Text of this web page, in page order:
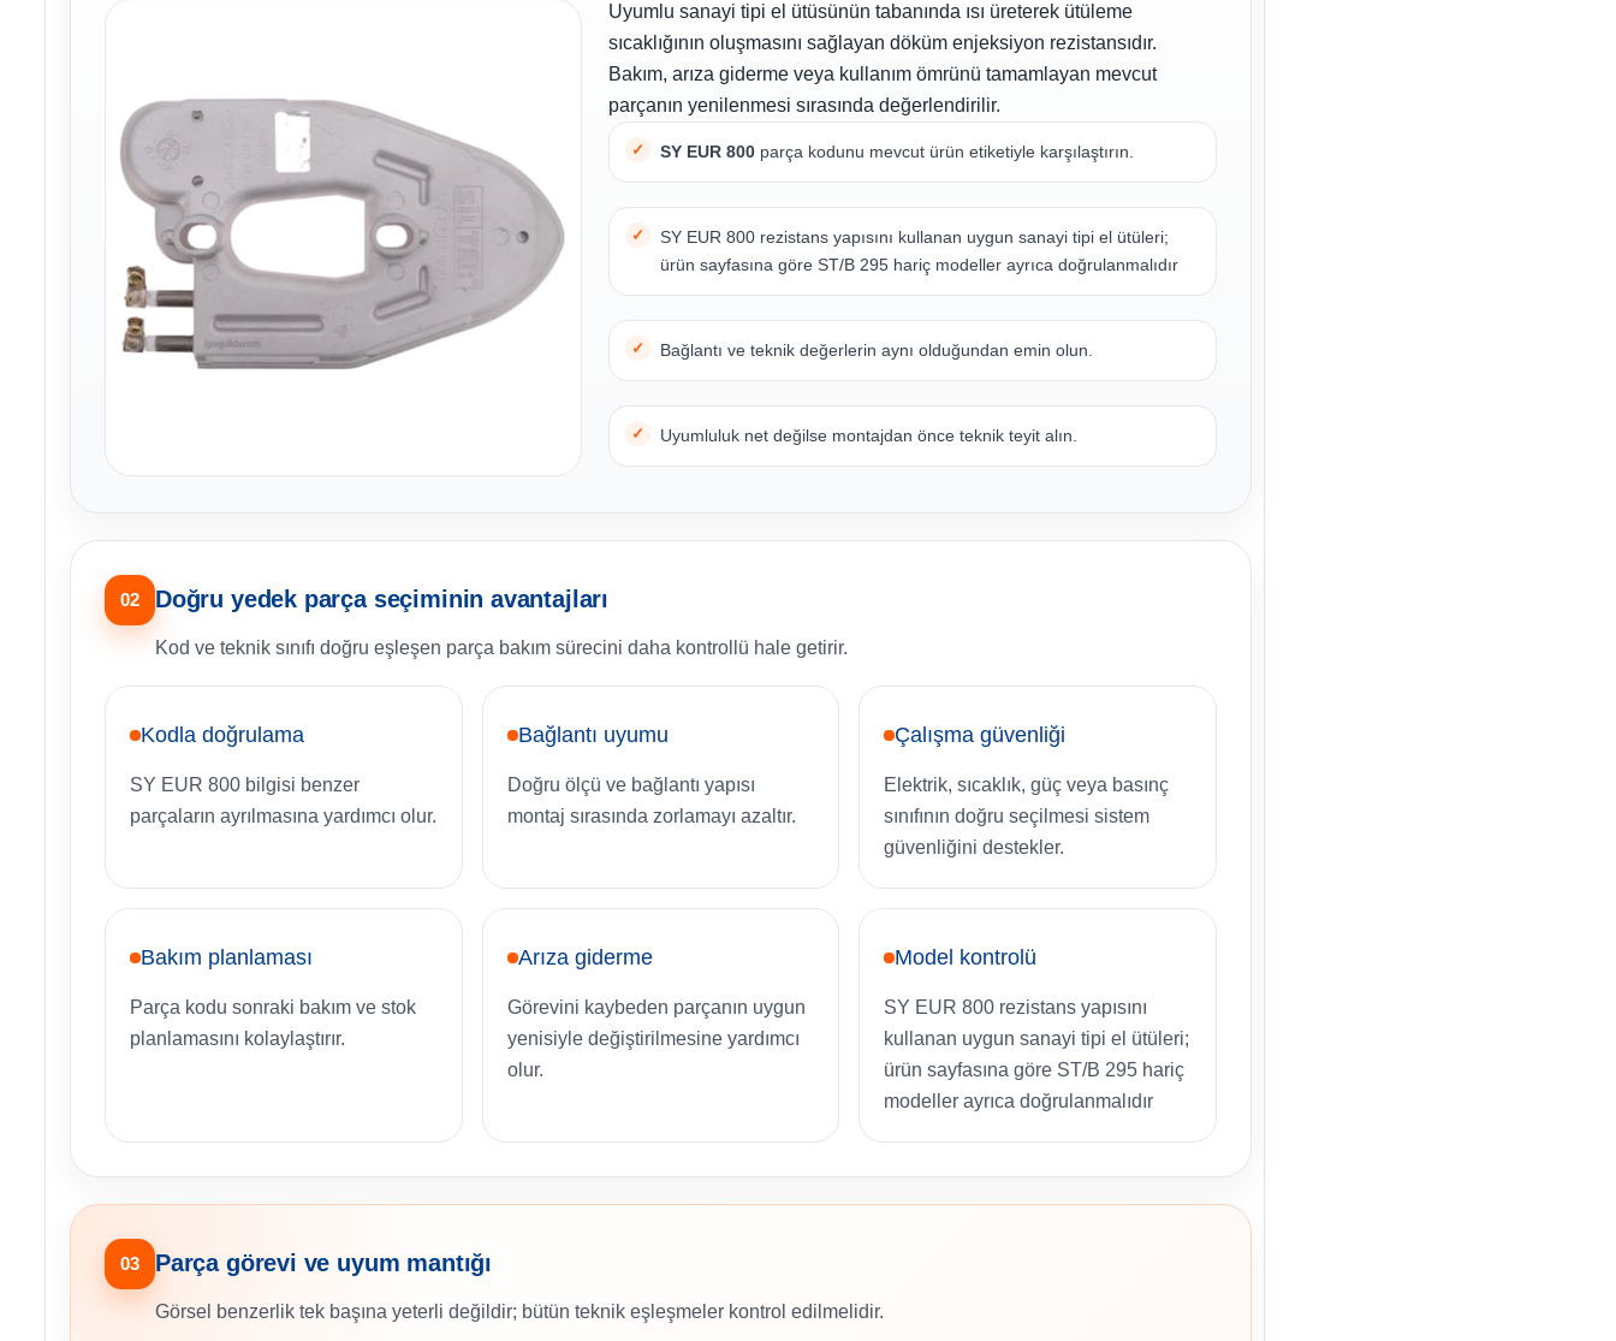
Uyumlu sanayi tipi el ütüsünün tabanında ısı üreterek ütüleme
sıcaklığının oluşmasını sağlayan döküm enjeksiyon rezistansıdır.
Bakım, arıza giderme veya kullanım ömrünü tamamlayan mevcut
parçanın yenilenmesi sırasında değerlendirilir.
SY EUR 800 parça kodunu mevcut ürün etiketiyle karşılaştırın.
SY EUR 800 rezistans yapısını kullanan uygun sanayi tipi el ütüleri;
ürün sayfasına göre ST/B 295 hariç modeller ayrıca doğrulanmalıdır
Bağlantı ve teknik değerlerin aynı olduğundan emin olun.
Uyumluluk net değilse montajdan önce teknik teyit alın.
02 Doğru yedek parça seçiminin avantajları
Kod ve teknik sınıfı doğru eşleşen parça bakım sürecini daha kontrollü hale getirir.
Kodla doğrulama
SY EUR 800 bilgisi benzer
parçaların ayrılmasına yardımcı olur.
Bağlantı uyumu
Doğru ölçü ve bağlantı yapısı
montaj sırasında zorlamayı azaltır.
Çalışma güvenliği
Elektrik, sıcaklık, güç veya basınç
sınıfının doğru seçilmesi sistem
güvenliğini destekler.
Bakım planlaması
Parça kodu sonraki bakım ve stok
planlamasını kolaylaştırır.
Arıza giderme
Görevini kaybeden parçanın uygun
yenisiyle değiştirilmesine yardımcı
olur.
Model kontrolü
SY EUR 800 rezistans yapısını
kullanan uygun sanayi tipi el ütüleri;
ürün sayfasına göre ST/B 295 hariç
modeller ayrıca doğrulanmalıdır
03 Parça görevi ve uyum mantığı
Görsel benzerlik tek başına yeterli değildir; bütün teknik eşleşmeler kontrol edilmelidir.